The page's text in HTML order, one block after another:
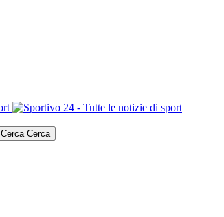
Cerca Cerca